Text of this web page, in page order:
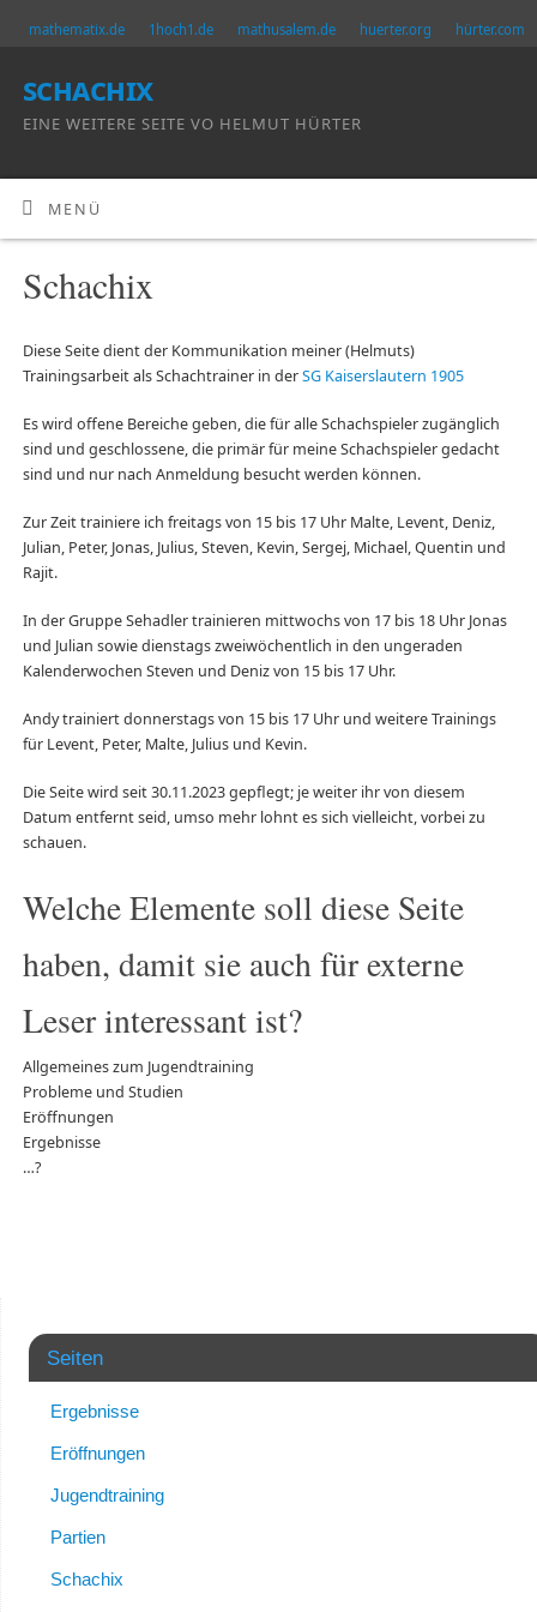
mathematix.de 1hoch1.de mathusalem.de huerter.org hürter.com
schachix
EINE WEITERE SEITE VO HELMUT HÜRTER
MENÜ
Schachix
Diese Seite dient der Kommunikation meiner (Helmuts)
Trainingsarbeit als Schachtrainer in derSG Kaiserslautern 1905
Es wird offene Bereiche geben, die für alle Schachspieler zugänglich
sind und geschlossene, die primär für meine Schachspieler gedacht
sind und nur nach Anmeldung besucht werden können.
Zur Zeit trainiere ich freitags von 15 bis 17 Uhr Malte, Levent, Deniz,
Julian, Peter, Jonas, Julius, Steven, Kevin, Sergej, Michael, Quentin und
Rajit.
In der Gruppe Sehadler trainieren mittwochs von 17 bis 18 Uhr Jonas
und Julian sowie dienstags zweiwöchentlich in den ungeraden
Kalenderwochen Steven und Deniz von 15 bis 17 Uhr.
Andy trainiert donnerstags von 15 bis 17 Uhr und weitere Trainings
für Levent, Peter, Malte, Julius und Kevin.
Die Seite wird seit 30.11.2023 gepflegt; je weiter ihr von diesem
Datum entfernt seid, umso mehr lohnt es sich vielleicht, vorbei zu
schauen.
Welche Elemente soll diese Seite
haben, damit sie auch für externe
Leser interessant ist?
Allgemeines zum Jugendtraining
Probleme und Studien
Eröffnungen
Ergebnisse
…?
Seiten
Ergebnisse
Eröffnungen
Jugendtraining
Partien
Schachix